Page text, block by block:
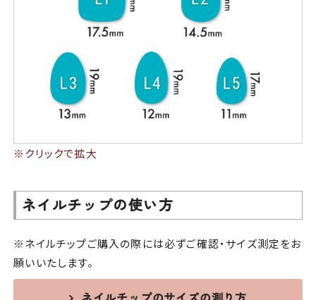
※クリックで拡大
ネイルチップの使い方
※ネイルチップご購入の際には必ずご確認・サイズ測定をお
願いいたします。